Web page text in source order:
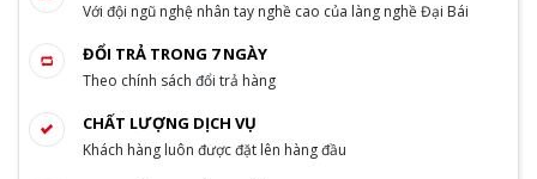
Với đội ngũ nghệ nhân tay nghề cao của làng nghề Đại Bái
ĐỔI TRẢ TRONG 7 NGÀY
Theo chính sách đổi trả hàng
CHẤT LƯỢNG DỊCH VỤ
Khách hàng luôn được đặt lên hàng đầu